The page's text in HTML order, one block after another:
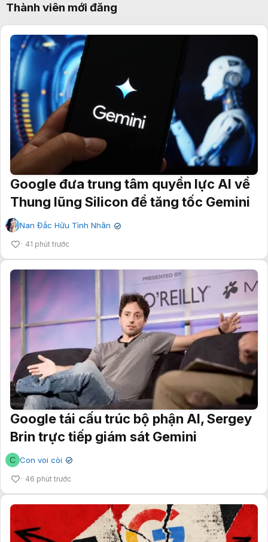
Thành viên mới đăng
Google đưa trung tâm quyền lực AI về
Thung lũng Silicon để tăng tốc Gemini
Nan Đắc Hữu Tình Nhân ✔
41 phút trước
Google tái cấu trúc bộ phận AI, Sergey
Brin trực tiếp giám sát Gemini
C Con voi còi ✔
46 phút trước